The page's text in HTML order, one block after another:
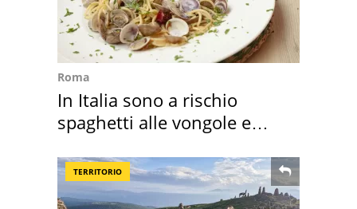
Roma
In Italia sono a rischio
spaghetti alle vongole e
TERRITORIO